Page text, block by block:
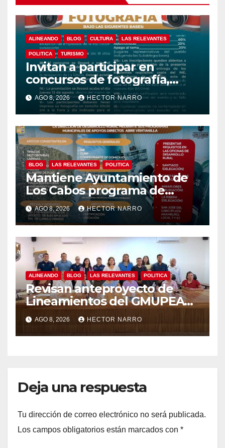
ALINEANDO BLOG CULTURA LAS RELEVANTES
POLITICA TURISMO
Invitan a participar en
concursos de fotografía,
canto y pintura de las Fiestas
Tradicionales La Ribera 2026
AGO 8, 2026 HECTOR NARRO
BLOG LAS RELEVANTES POLITICA
Mantiene Ayuntamiento de
Los Cabos programa de
apoyos para agricultores,
ganaderos y apicultores
AGO 8, 2026 HECTOR NARRO
ALINEANDO BLOG LAS RELEVANTES POLITICA
Revisan anteproyecto de
Lineamientos del GMUPEA
en Los Cabos
AGO 8, 2026 HECTOR NARRO
Deja una respuesta
Tu dirección de correo electrónico no será publicada.
Los campos obligatorios están marcados con *